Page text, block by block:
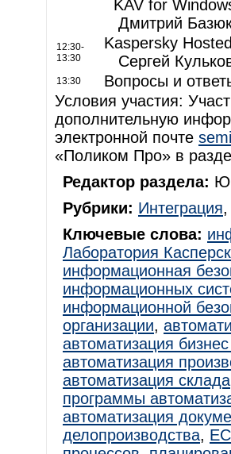
KAV for
Дмитрий
12:30-
13:30
Kaspersky
Сергей
13:30
Вопросы и
Условия участия:
дополнительную
электронной почте
«Поликом Про» в
Редактор раздела:
Рубрики: Интеграция
Ключевые слова:
Лаборатория
информационная
информационных
информационной
организации,
автоматизация
автоматизация
автоматизация склада
программы
автоматизация
делопроизводства,